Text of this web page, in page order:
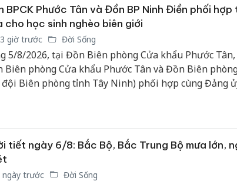
BPCK Phước Tân và Đồn BP Ninh Điền phối
cho học sinh nghèo biên giới
giờ trước Đời Sống
5/8/2026, tại Đồn Biên phòng Cửa khẩu Phước
Biên phòng Cửa khẩu Phước Tân và Đồn Biên
đội Biên phòng tỉnh Tây Ninh) phối hợp cùng Đảng
sáng tự hào”.
tiết ngày 6/8: Bắc Bộ, Bắc Trung Bộ mưa lớn,
ngày trước Đời Sống